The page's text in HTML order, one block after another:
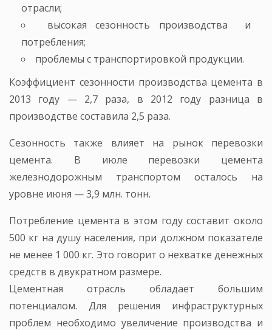
отрасли;
высокая сезонность производства и
потребления;
проблемы с транспортировкой продукции.
Коэффициент сезонности производства цемента в
2013 году — 2,7 раза, в 2012 году разница в
производстве составила 2,5 раза.
Сезонность также влияет на рынок перевозки
цемента. В июле перевозки цемента
железнодорожным транспортом осталось на
уровне июня — 3,9 млн. тонн.
Потребление цемента в этом году составит около
500 кг на душу населения, при должном показателе
не менее 1 000 кг. Это говорит о нехватке денежных
средств в двукратном размере.
Цементная отрасль обладает большим
потенциалом. Для решения инфраструктурных
проблем необходимо увеличение производства и